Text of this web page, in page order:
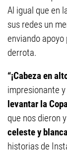
Al igual que en
sus redes un
enviando
derrota.
“¡Cabeza en
impresionante
levantar la
que nos dieron
celeste y
historias de